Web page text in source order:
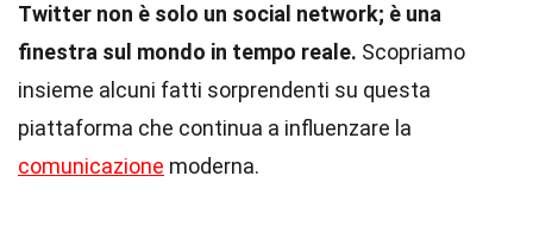
Twitter non è solo un social network; è una
finestra sul mondo in tempo reale. Scopriamo
insieme alcuni fatti sorprendenti su questa
piattaforma che continua a influenzare la
comunicazione moderna.